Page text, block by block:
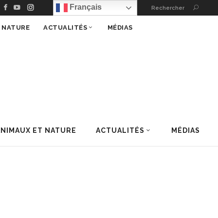
Français Rechercher
ET NATURE ACTUALITÉS MÉDIAS
ACTUALITÉS MÉDIAS